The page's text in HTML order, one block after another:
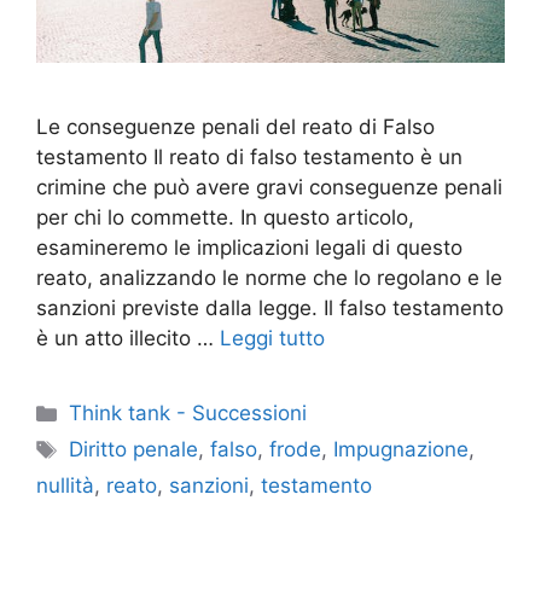
Le conseguenze penali del reato di Falso
testamento Il reato di falso testamento è un
crimine che può avere gravi conseguenze penali
per chi lo commette. In questo articolo,
esamineremo le implicazioni legali di questo
reato, analizzando le norme che lo regolano e le
sanzioni previste dalla legge. Il falso testamento
è un atto illecito … Leggi tutto
Categorie
Think tank - Successioni
Tag
Diritto penale,falso,frode, Impugnazione,
nullità, reato, sanzioni, testamento